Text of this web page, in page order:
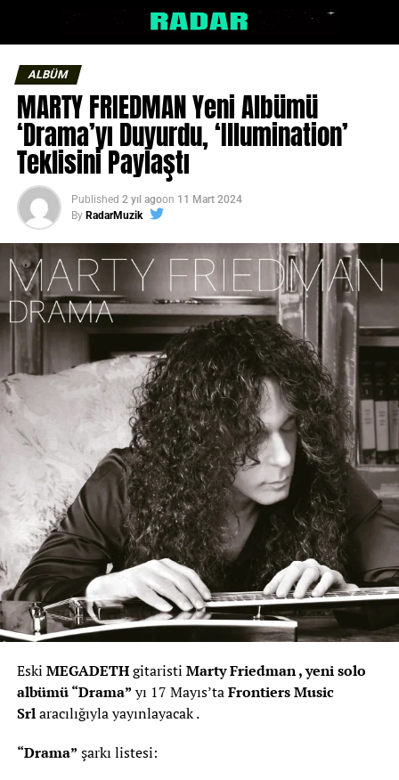
ALBÜM
MARTY FRIEDMAN Yeni Albümü
‘Drama’yı Duyurdu, ‘Illumination’
Teklisini Paylaştı
Published 2 yıl agoon 11 Mart 2024
By RadarMuzik
Eski MEGADETHgitaristi Marty Friedman , yeni solo
albümü “Drama” yı 17 Mayıs’taFrontiers Music
Srlaracılığıyla yayınlayacak .
“Drama” şarkı listesi: